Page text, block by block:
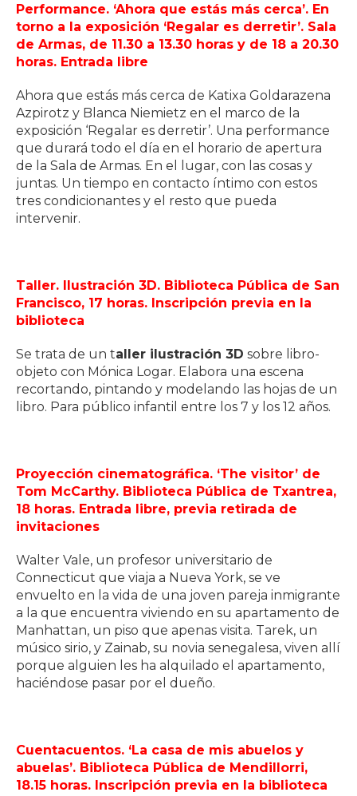
Performance. ‘Ahora que estás más cerca’. En
torno a la exposición ‘Regalar es derretir’. Sala
de Armas, de 11.30 a 13.30 horas y de 18 a 20.30
horas. Entrada libre
Ahora que estás más cerca de Katixa Goldarazena
Azpirotz y Blanca Niemietz en el marco de la
exposición ‘Regalar es derretir’. Una performance
que durará todo el día en el horario de apertura
de la Sala de Armas. En el lugar, con las cosas y
juntas. Un tiempo en contacto íntimo con estos
tres condicionantes y el resto que pueda
intervenir.
Taller. Ilustración 3D. Biblioteca Pública de San
Francisco, 17 horas. Inscripción previa en la
biblioteca
Se trata de un taller ilustración 3D sobre libro-
objeto con Mónica Logar. Elabora una escena
recortando, pintando y modelando las hojas de un
libro. Para público infantil entre los 7 y los 12 años.
Proyección cinematográfica. ‘The visitor’ de
Tom McCarthy. Biblioteca Pública de Txantrea,
18 horas. Entrada libre, previa retirada de
invitaciones
Walter Vale, un profesor universitario de
Connecticut que viaja a Nueva York, se ve
envuelto en la vida de una joven pareja inmigrante
a la que encuentra viviendo en su apartamento de
Manhattan, un piso que apenas visita. Tarek, un
músico sirio, y Zainab, su novia senegalesa, viven allí
porque alguien les ha alquilado el apartamento,
haciéndose pasar por el dueño.
Cuentacuentos. ‘La casa de mis abuelos y
abuelas’. Biblioteca Pública de Mendillorri,
18.15 horas. Inscripción previa en la biblioteca